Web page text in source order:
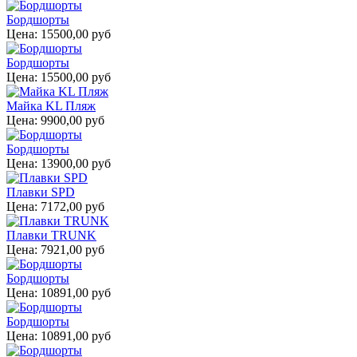
Бордшорты
Цена: 15500,00 руб
Бордшорты
Цена: 15500,00 руб
Майка KL Пляж
Цена: 9900,00 руб
Бордшорты
Цена: 13900,00 руб
Плавки SPD
Цена: 7172,00 руб
Плавки TRUNK
Цена: 7921,00 руб
Бордшорты
Цена: 10891,00 руб
Бордшорты
Цена: 10891,00 руб